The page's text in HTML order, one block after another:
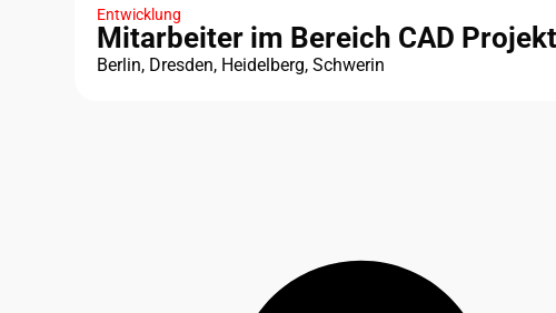
Entwicklung
Mitarbeiter im Bereich CAD
Berlin, Dresden, Heidelberg, Schwerin